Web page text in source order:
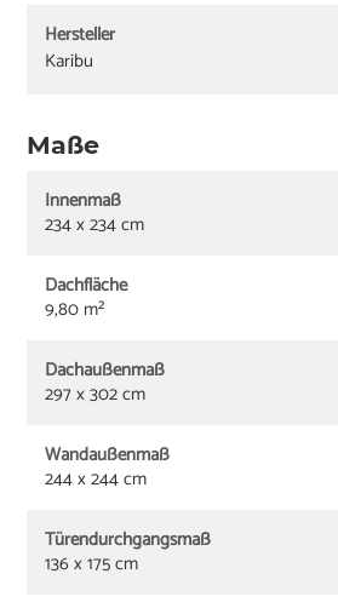
Hersteller
Karibu
Maße
Innenmaß
234 x 234 cm
Dachfläche
9,80 m²
Dachaußenmaß
297 x 302 cm
Wandaußenmaß
244 x 244 cm
Türendurchgangsmaß
136 x 175 cm